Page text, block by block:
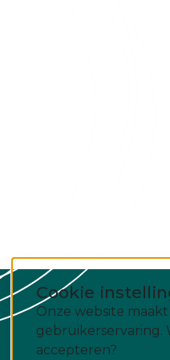
Cookie
Onze website
gebruikerservaring.
accepteren?